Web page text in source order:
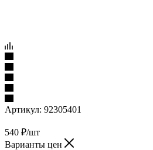
Артикул: 92305401
540 ₽/шт
Варианты цен